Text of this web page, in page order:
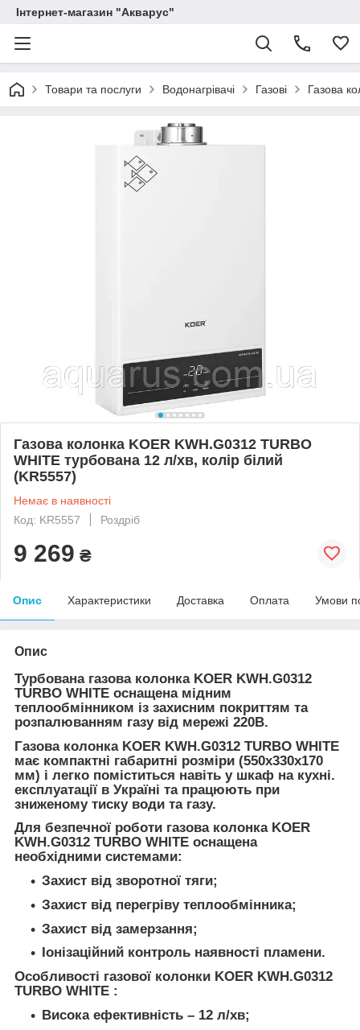
Інтернет-магазин "Акварус"
Товари та послуги Водонагрівачі Газові Газова
Газова колонка KOER KWH.G0312 TURBO
WHITE турбована 12 л/хв, колір білий
(KR5557)
Немає в наявності
Код: KR5557
Роздріб
9 269 ₴
Опис Характеристики Доставка Оплата Умови
Опис
Турбована газова колонка KOER KWH.G0312
TURBO WHITE оснащена мідним
теплообмінником із захисним покриттям та
розпалюванням газу від мережі 220В.
Газова колонка KOER KWH.G0312 TURBO WHITE
має компактні габаритні розміри (550х330х170
мм) і легко поміститься навіть у шкаф на кухні.
експлуатації в Україні та працюють при
зниженому тиску води та газу.
Для безпечної роботи газова колонка KOER
KWH.G0312 TURBO WHITE оснащена
необхідними системами:
Захист від зворотної тяги;
Захист від перегріву теплообмінника;
Захист від замерзання;
Іонізаційний контроль наявності пламени.
Особливості газової колонки KOER KWH.G0312
TURBO WHITE :
Висока ефективність – 12 л/хв;